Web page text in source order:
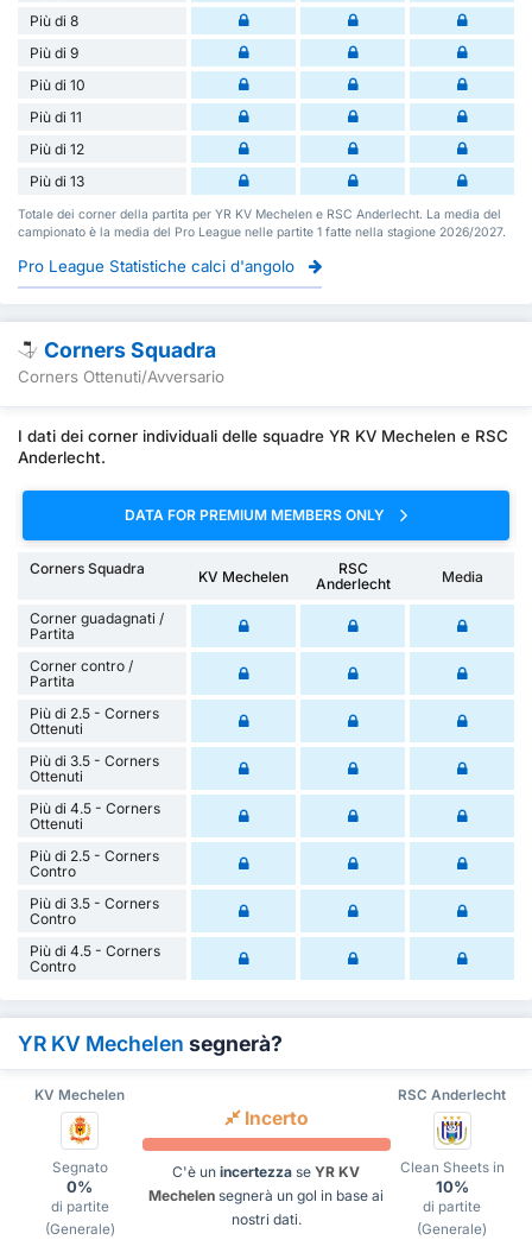
Più di 8
Più di 9
Più di 10
Più di 11
Più di 12
Più di 13
Totale dei corner della partita per YR KV Mechelen e RSC Anderlecht. La media del
campionato è la media del Pro League nelle partite 1 fatte nella stagione 2026/2027.
Pro League Statistiche calci d'angolo
Corners Squadra
Corners Ottenuti/Avversario
I dati dei corner individuali delle squadre YR KV Mechelen e RSC
Anderlecht.
DATA FOR PREMIUM MEMBERS ONLY
Corners Squadra KV Mechelen
RSC
Anderlecht
Media
Corner guadagnati /
Partita
Corner contro /
Partita
Più di 2.5 - Corners
Ottenuti
Più di 3.5 - Corners
Ottenuti
Più di 4.5 - Corners
Ottenuti
Più di 2.5 - Corners
Contro
Più di 3.5 - Corners
Contro
Più di 4.5 - Corners
Contro
YR KV Mechelen segnerà?
KV Mechelen RSC Anderlecht
Segnato
0%
di partite
(Generale)
Incerto
C'è un incertezza se YR KV
Mechelen segnerà un gol in base ai
nostri dati.
Clean Sheets in
10%
di partite
(Generale)